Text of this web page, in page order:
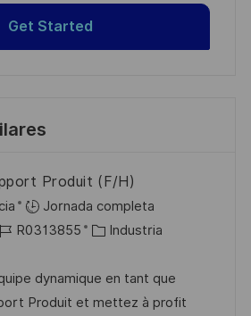
Get Started
Produit (F/H)
Jornada completa
I
R0313855
C
t
e
Industria
dynamique en tant que
Produit et mettez à profit